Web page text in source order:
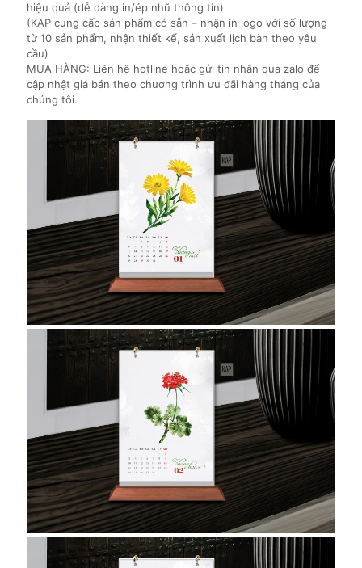
hiệu quả (dễ dàng in/ép nhũ thông tin)
(KAP cung cấp sản phẩm có sẵn – nhận in logo với số lượng
từ 10 sản phẩm, nhận thiết kế, sản xuất lịch bàn theo yêu
cầu)
MUA HÀNG: Liên hệ hotline hoặc gửi tin nhắn qua zalo để
cập nhật giá bán theo chương trình ưu đãi hàng tháng của
chúng tôi.